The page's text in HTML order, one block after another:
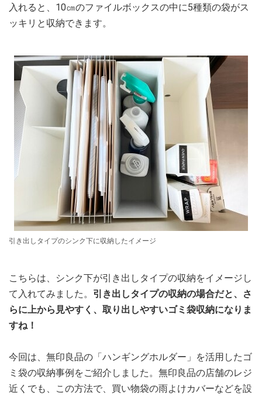
入れると、10㎝のファイルボックスの中に5種類の袋がス
ッキリと収納できます。
引き出しタイプのシンク下に収納したイメージ
こちらは、シンク下が引き出しタイプの収納をイメージし
て入れてみました。 引き出しタイプの収納の場合だと、さ
らに上から見やすく、取り出しやすいゴミ袋収納になりま
すね！
今回は、無印良品の「ハンギングホルダー」を活用したゴ
ミ袋の収納事例をご紹介しました。無印良品の店舗のレジ
近くでも、この方法で、買い物袋の雨よけカバーなどを設